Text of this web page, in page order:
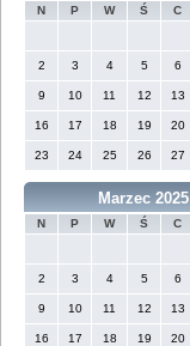
N P W Ś C
2 3 4 5 6
9 10 11 12 13
16 17 18 19 20
23 24 25 26 27
Marzec 2025
N P W Ś C
2 3 4 5 6
9 10 11 12 13
16 17 18 19 20